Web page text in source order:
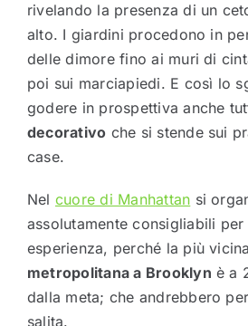
rivelando la presenza di un
alto. I giardini procedono in
delle dimore fino ai muri di
poi sui marciapiedi. E così lo
godere in prospettiva anche
decorativo che si stende sui
case.
Nel cuore di Manhattan si
assolutamente consigliabili per
esperienza, perché la più
metropolitana a Brooklyn è a
dalla meta; che andrebbero
salita.